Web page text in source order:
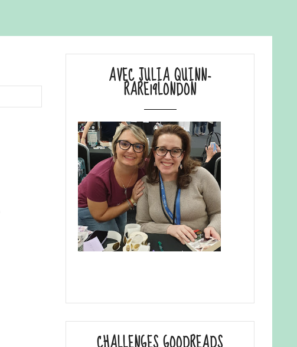
AVEC JULIA QUINN-
RARE19LONDON